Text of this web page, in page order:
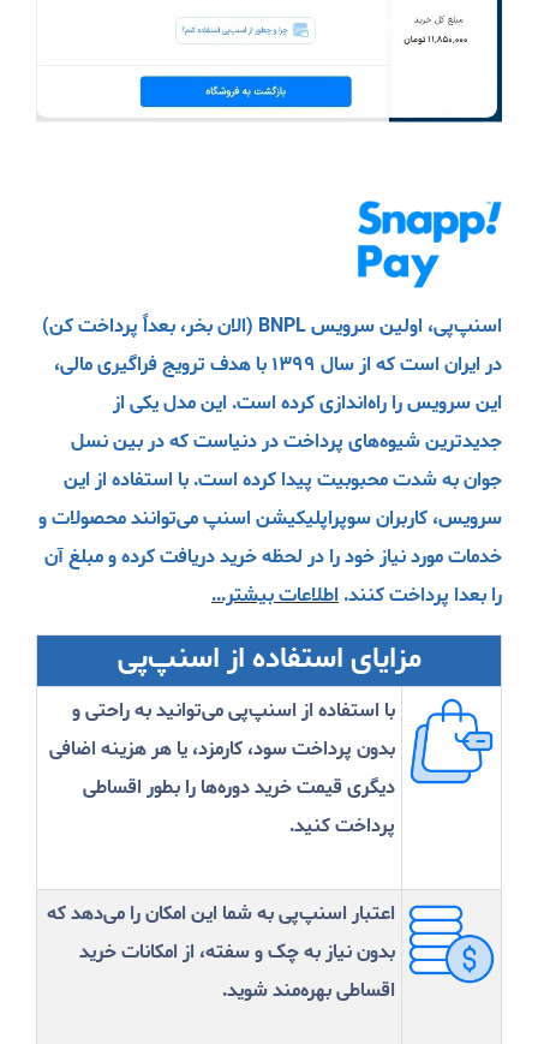
اسنپ‌پی، اولین سرویس BNPL (الان بخر، بعداً پرداخت کن)
در ایران است که از سال ۱۳۹۹ با هدف ترویج فراگیری مالی،
این سرویس را راه‌اندازی کرده است. این مدل یکی از
جدیدترین شیوه‌های پرداخت در دنیاست که در بین نسل
جوان به شدت محبوبیت پیدا کرده است.با استفاده از این
سرویس، کاربران سوپراپلیکیشن اسنپ می‌توانند محصولات و
خدمات مورد نیاز خود را در لحظه خرید دریافت کرده و مبلغ آن
را بعدا پرداخت کنند.اطلاعات بیشتر...
مزایای استفاده از اسنپ‌پی
با استفاده از اسنپ‌پی می‌توانید به راحتی و
بدون پرداخت سود، کارمزد، یا هر هزینه اضافی
دیگری قیمت خرید دوره‌ها را بطور اقساطی
پرداخت کنید.
اعتبار اسنپ‌پی به شما این امکان را می‌دهد که
بدون نیاز به چک و سفته، از امکانات خرید
اقساطی بهره‌مند شوید.